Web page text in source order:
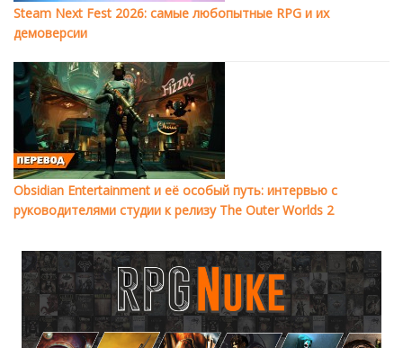
Steam Next Fest 2026: самые любопытные RPG и их
демоверсии
Obsidian Entertainment и её особый путь: интервью с
руководителями студии к релизу The Outer Worlds 2